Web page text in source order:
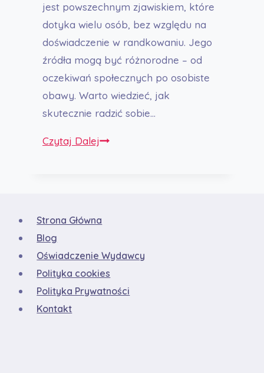
jest powszechnym zjawiskiem, które
dotyka wielu osób, bez względu na
doświadczenie w randkowaniu. Jego
źródła mogą być różnorodne – od
oczekiwań społecznych po osobiste
obawy. Warto wiedzieć, jak
skutecznie radzić sobie…
Czytaj DalejJak
Kompleksowy
Strona Główna
Blog
Oświadczenie Wydawcy
Polityka cookies
Polityka Prywatności
Kontakt